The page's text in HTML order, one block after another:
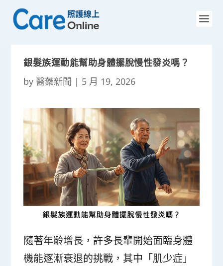
銀髮族運動能幫助身體擺脫慢性發炎嗎？
by 醫藥新聞 | 5 月 19, 2026
隨著年齡增長，許多長輩開始面臨身體
機能逐漸衰退的挑戰，其中「肌少症」